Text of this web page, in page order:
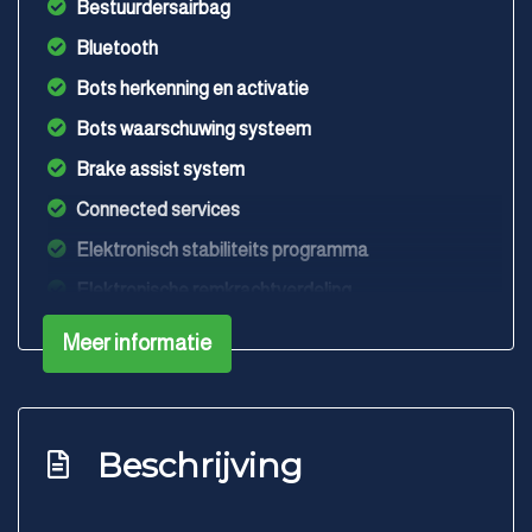
Bestuurdersairbag
Bluetooth
Bots herkenning en activatie
Bots waarschuwing systeem
Brake assist system
Connected services
Elektronisch stabiliteits programma
Geluidsimulator
Hoofd airbag(s) achter
Hoofd airbag(s) voor
Kunstlederen interieurdelen
Meer informatie
Beschrijving